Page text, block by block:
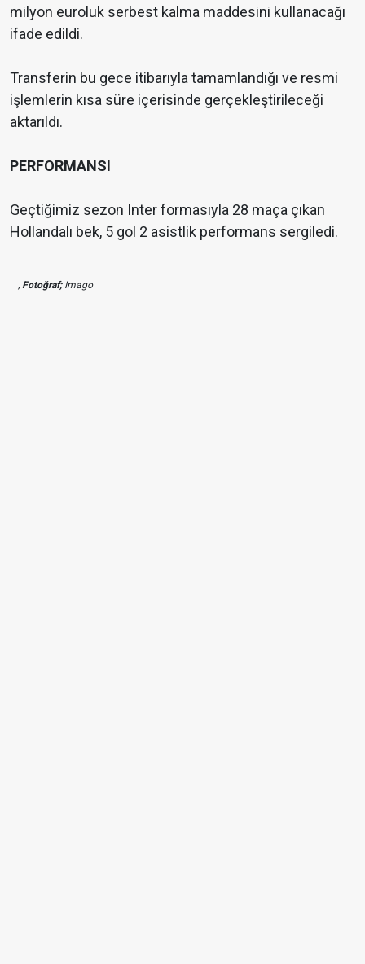
milyon euroluk serbest kalma maddesini kullanacağı
ifade edildi.
Transferin bu gece itibarıyla tamamlandığı ve resmi
işlemlerin kısa süre içerisinde gerçekleştirileceği
aktarıldı.
PERFORMANSI
Geçtiğimiz sezon Inter formasıyla 28 maça çıkan
Hollandalı bek, 5 gol 2 asistlik performans sergiledi.
, Fotoğraf;Imago